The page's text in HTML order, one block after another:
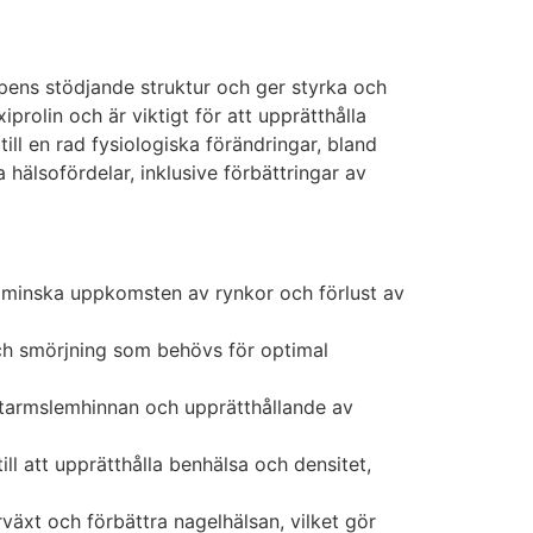
stödjande struktur och ger styrka och
och är viktigt för att upprätthålla
en rad fysiologiska förändringar, bland
inklusive förbättringar av
uppkomsten av rynkor och förlust av
smörjning som behövs för optimal
och upprätthållande av
att upprätthålla benhälsa och densitet,
och förbättra nagelhälsan, vilket gör